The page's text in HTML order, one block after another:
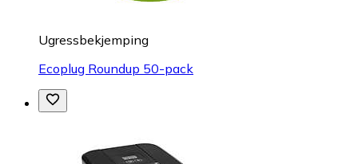
Ugressbekjemping
Ecoplug Roundup 50-pack